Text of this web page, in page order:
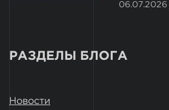
06.07.2026
РАЗДЕЛЫ БЛОГА
Новости